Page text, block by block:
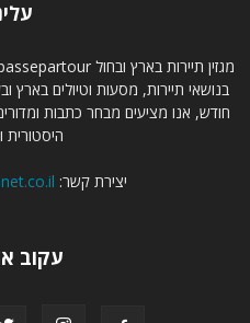
בנושאי תיירות, מסעות וטיולים בארץ
חודש, אנו מציעים מבחר כתבות
היסטורית
יצירת קשר:
עקוב